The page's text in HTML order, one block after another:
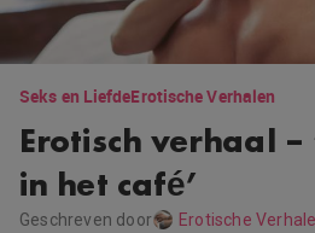
Seks en LiefdeErotische Verhalen
Erotisch verhaal
in het café’
Geschreven door Erotische